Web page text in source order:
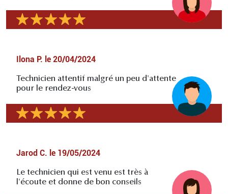
Ilona P. le 20/04/2024
Technicien attentif malgré un peu d'attente
pour le rendez-vous
Jarod C. le 19/05/2024
Le technicien qui est venu est très à
l'écoute et donne de bon conseils